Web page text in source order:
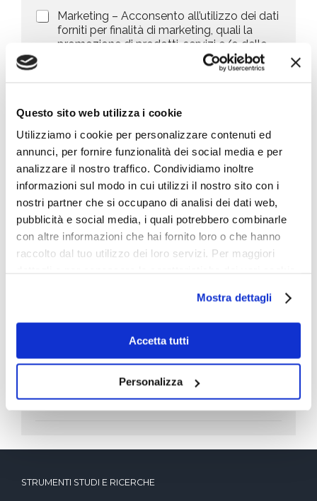
Questo sito web utilizza i cookie
Utilizziamo i cookie per personalizzare contenuti ed
annunci, per fornire funzionalità dei social media e per
analizzare il nostro traffico. Condividiamo inoltre
informazioni sul modo in cui utilizzi il nostro sito con i
nostri partner che si occupano di analisi dei dati web,
pubblicità e social media, i quali potrebbero combinarle
con altre informazioni che hai fornito loro o che hanno
raccolto dal tuo utilizzo dei loro servizi. Per maggiori
Mostra dettagli
Accetta tutti
Personalizza
d
e
a
h
e
s
t
a
a
y
P
c
*
M
r
k
e
n
Marketing – Acconsento all’utilizzo dei dati
forniti per finalità di marketing, quali la
promozione di prodotti, servizi e/o delle
novità di BIG, anche mediante l’invio di
privacy policy
Invia richiesta
Cosa stai cercando
Università del futuro: il gradino segato
Leader della Crescita 2026: le aziende che
Decidere le vacanze nell’era dell’algoritmo:
mete, costi e tendenze dell’estate 2026
STRUMENTI STUDI E RICERCHE